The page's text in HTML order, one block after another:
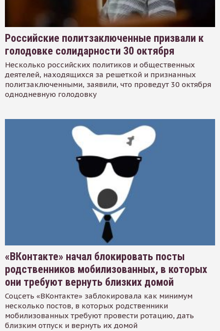
Российские политзаключенные призвали к
голодовке солидарности 30 октября
Несколько российских политиков и общественных
деятелей, находящихся за решеткой и признанных
политзаключенными, заявили, что проведут 30 октября
однодневную голодовку
«ВКонтакте» начал блокировать посты
родственников мобилизованных, в которых
они требуют вернуть близких домой
Соцсеть «ВКонтакте» заблокировала как минимум
несколько постов, в которых родственники
мобилизованных требуют провести ротацию, дать
близким отпуск и вернуть их домой